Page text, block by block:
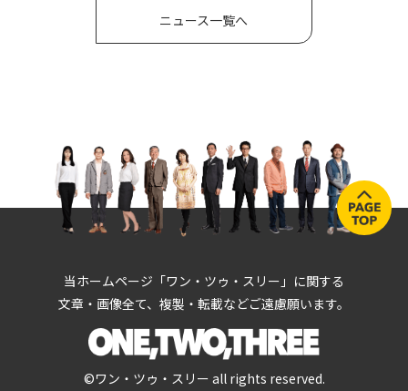
ニュース一覧へ
当ホームページ「ワン・ツゥ・スリー」に関する
文章・画像全て、複製・転載などご遠慮願います。
©ワン・ツゥ・スリー all rights reserved.